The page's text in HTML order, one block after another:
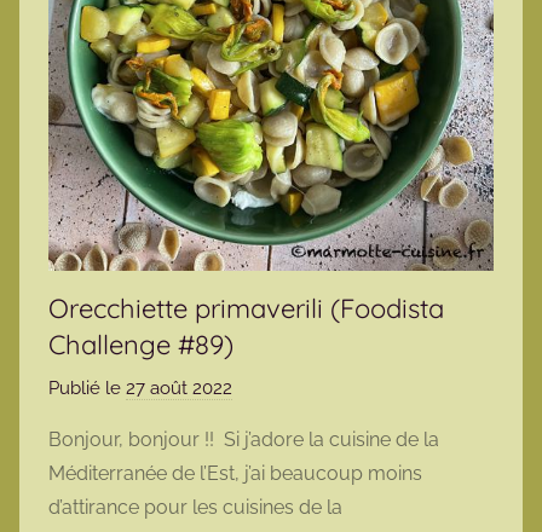
Orecchiette primaverili (Foodista
Challenge #89)
Publié le 27 août 2022
r
m
a
Bonjour, bonjour !! Si j’adore la cuisine de la
Méditerranée de l’Est, j’ai beaucoup moins
d’attirance pour les cuisines de la